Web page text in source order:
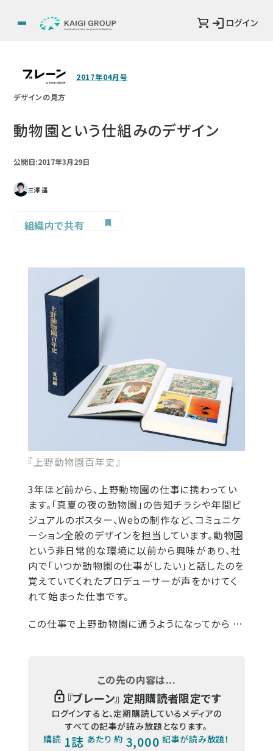
ログイン
2017年04月号
デザインの見方
動物園という仕組みのデザイン
公開日:2017年3月29日
三澤 遥
組織内で共有
『上野動物園百年史』
3年ほど前から、上野動物園の仕事に携わってい
ます。「真夏の夜の動物園」の告知チラシや年間ビ
ジュアルのポスター、Webの制作など、コミュニケ
ーション全般のデザインを担当しています。動物園
という非日常的な環境に以前から興味があり、社
内で「いつか動物園の仕事がしたい」と話したのを
覚えていてくれたプロデューサーが声をかけてく
れて始まった仕事です。
この仕事で上野動物園に通うようになってから …
この先の内容は...
『ブレーン』 定期購読者限定です
ログインすると、定期購読しているメディアの
すべての記事が読み放題となります。
購読 1誌 あたり 約 3,000 記事が読み放題！